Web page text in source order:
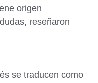
origen
reseñaron
se traducen como